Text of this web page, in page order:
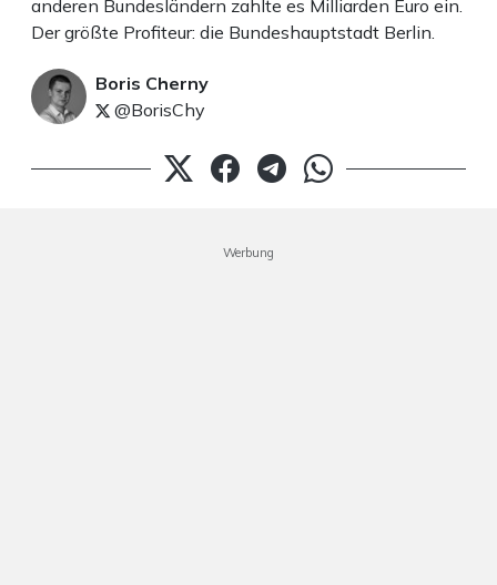
anderen Bundesländern zahlte es Milliarden Euro ein.
Der größte Profiteur: die Bundeshauptstadt Berlin.
Boris Cherny
@BorisChy
Werbung